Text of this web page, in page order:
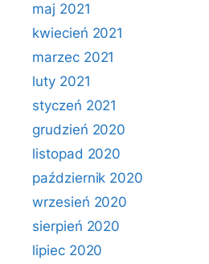
maj 2021
kwiecień 2021
marzec 2021
luty 2021
styczeń 2021
grudzień 2020
listopad 2020
październik 2020
wrzesień 2020
sierpień 2020
lipiec 2020